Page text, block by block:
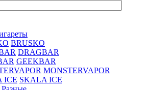
BRUSKO
DRAGBAR
GEEKBAR
MONSTERVAPOR
SKALA ICE